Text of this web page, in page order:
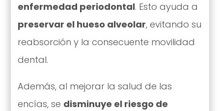
enfermedad periodontal. Esto ayuda a
preservar el hueso alveolar, evitando su
reabsorción y la consecuente movilidad
dental.
Además, al mejorar la salud de las
encías, se disminuye el riesgo de